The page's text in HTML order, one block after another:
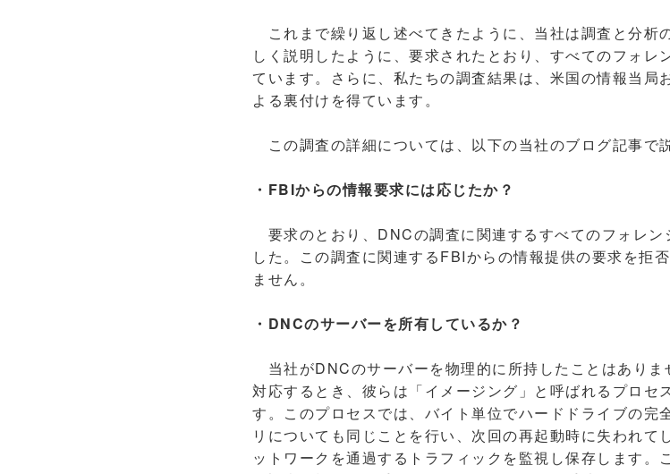
これまで繰り返し述べてきたように、当社は調査と分析
しく説明したように、要求されたとおり、すべてのフォレ
ています。さらに、私たちの調査結果は、米国の情報当局
よる裏付けを得ています。
この調査の詳細については、以下の当社のブログ記事で
・FBIからの情報要求には応じたか？
要求のとおり、DNCの調査に関連するすべてのフォレン
した。この調査に関連するFBIからの情報提供の要求を拒
ません。
・DNCのサーバーを所有しているか？
当社がDNCのサーバーを物理的に所持したことはありま
対応するとき、彼らは「イメージング」と呼ばれるプロセ
す。このプロセスでは、バイト単位でハードドライブの完
リについても同じことを行い、次回の再起動時に失われて
ットワークを通過するトラフィックを監視し保存します。